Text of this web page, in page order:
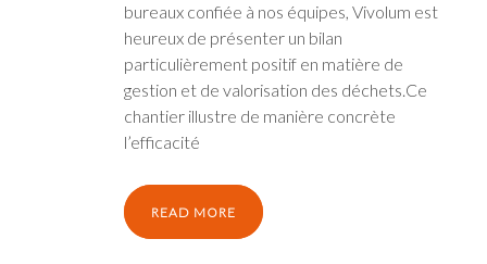
bureaux confiée à nos équipes, Vivolum est
heureux de présenter un bilan
particulièrement positif en matière de
gestion et de valorisation des déchets.Ce
chantier illustre de manière concrète
l’efficacité
READ MORE